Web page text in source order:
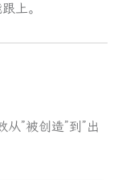
上。
”被创造”到”出